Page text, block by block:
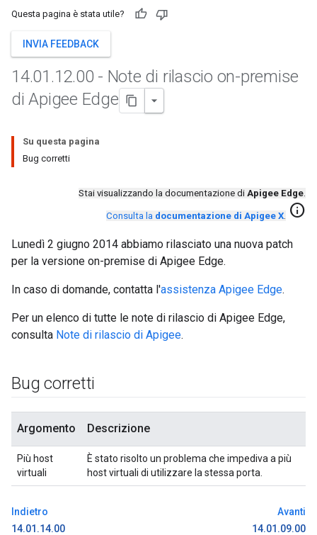
Questa pagina è stata utile?
INVIA FEEDBACK
14.01 .12.00 - Note di rilascio on-premise
di Apigee Edge
Su questa pagina
Bug corretti
Stai visualizzando la documentazione di Apigee Edge.
Consulta la documentazione di Apigee X. info
Lunedì 2 giugno 2014 abbiamo rilasciato una nuova patch
per la versione on-premise di Apigee Edge.
In caso di domande, contatta l'assistenza Apigee Edge.
Per un elenco di tutte le note di rilascio di Apigee Edge,
consulta Note di rilascio di Apigee.
Bug corretti
Argomento Descrizione
Più host
virtuali
È stato risolto un problema che impediva a più
host virtuali di utilizzare la stessa porta.
Indietro
14.01.14.00
Avanti
14.01.09.00